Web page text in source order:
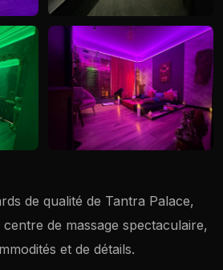
de qualité de Tantra Palace,
de massage spectaculaire,
et de détails.